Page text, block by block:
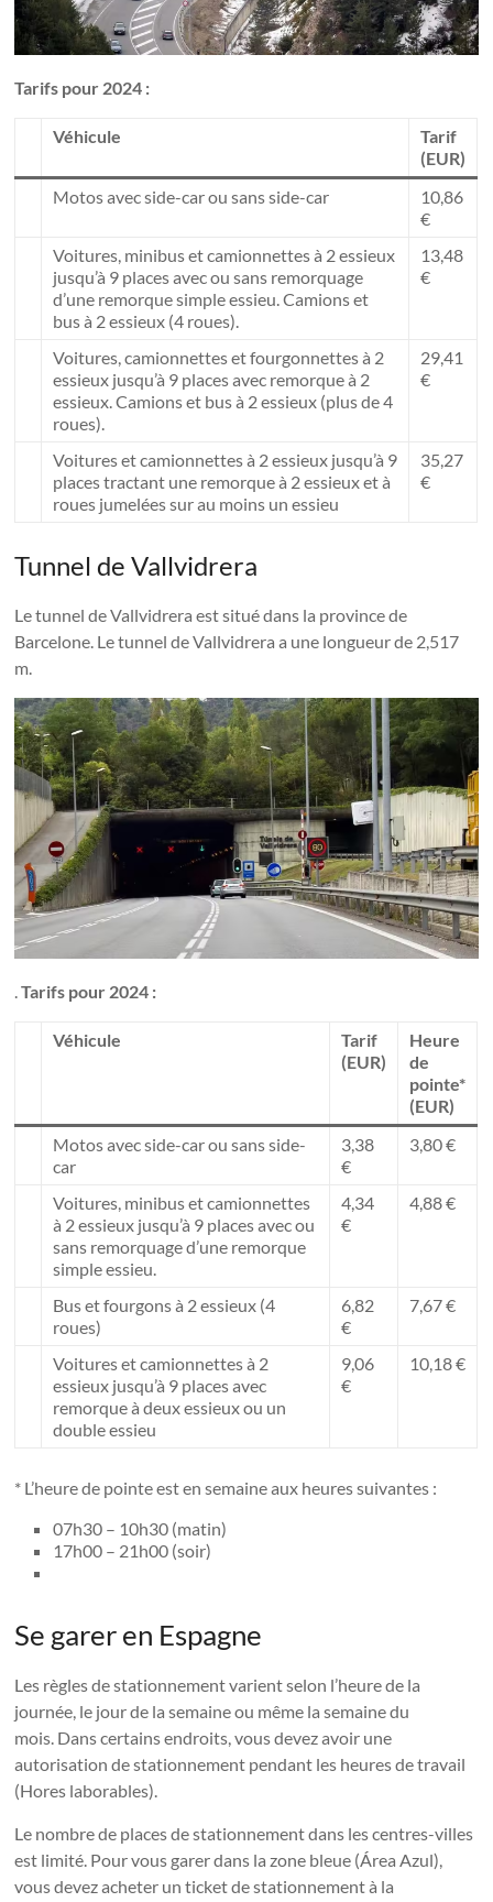
Tarifs pour 2024 :
Véhicule
Tarif
(EUR)
Motos avec side-car ou sans side-car
10,86
€
Voitures, minibus et camionnettes à 2 essieux
jusqu’à 9 places avec ou sans remorquage
d’une remorque simple essieu. Camions et
bus à 2 essieux (4 roues).
13,48
€
Voitures, camionnettes et fourgonnettes à 2
essieux jusqu’à 9 places avec remorque à 2
essieux. Camions et bus à 2 essieux (plus de 4
roues).
29,41
€
Voitures et camionnettes à 2 essieux jusqu’à 9
places tractant une remorque à 2 essieux et à
roues jumelées sur au moins un essieu
35,27
€
Tunnel de Vallvidrera
Le tunnel de Vallvidrera est situé dans la province de
Barcelone. Le tunnel de Vallvidrera a une longueur de 2,517
m.
.Tarifs pour 2024 :
Véhicule
Tarif
(EUR)
Heure
de
pointe*
(EUR)
Motos avec side-car ou sans side-
car
3,38
€
3,80 €
Voitures, minibus et camionnettes
à 2 essieux jusqu’à 9 places avec ou
sans remorquage d’une remorque
simple essieu.
4,34
€
4,88 €
Bus et fourgons à 2 essieux (4
roues)
6,82
€
7,67 €
Voitures et camionnettes à 2
essieux jusqu’à 9 places avec
remorque à deux essieux ou un
double essieu
9,06
€
10,18 €
* L’heure de pointe est en semaine aux heures suivantes :
07h30 – 10h30 (matin)
17h00 – 21h00 (soir)
Se garer en Espagne
Les règles de stationnement varient selon l’heure de la
journée, le jour de la semaine ou même la semaine du
mois. Dans certains endroits, vous devez avoir une
autorisation de stationnement pendant les heures de travail
(Hores laborables).
Le nombre de places de stationnement dans les centres-villes
est limité. Pour vous garer dans la zone bleue (Área Azul),
vous devez acheter un ticket de stationnement à la